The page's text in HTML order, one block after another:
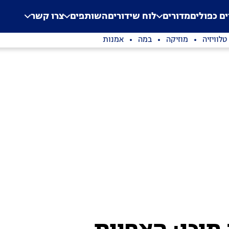
Application error: a
. כפוליםמדורים לוח שידוריםהשותפים צרו קשר
טלוויזיה מוזיקה במה אמנות